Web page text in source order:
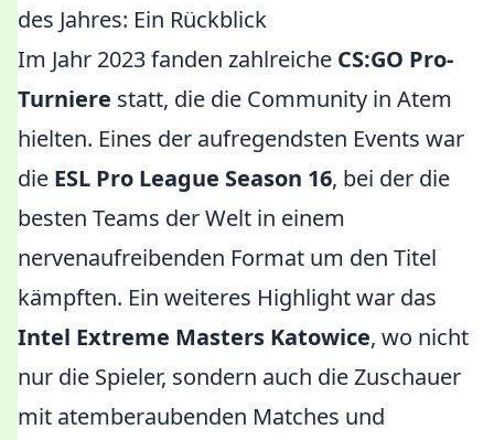
des Jahres: Ein Rückblick
Im Jahr 2023 fanden zahlreiche CS:GO Pro-
Turniere statt, die die Community in Atem
hielten. Eines der aufregendsten Events war
die ESL Pro League Season 16, bei der die
besten Teams der Welt in einem
nervenaufreibenden Format um den Titel
kämpften. Ein weiteres Highlight war das
Intel Extreme Masters Katowice, wo nicht
nur die Spieler, sondern auch die Zuschauer
mit atemberaubenden Matches und